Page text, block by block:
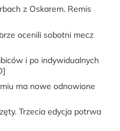
z Oskarem. Remis
ocenili sobotni mecz
i po indywidualnych
ma nowe odnowione
Trzecia edycja potrwa